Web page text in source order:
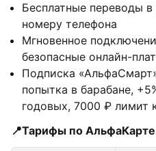
Бесплатные переводы в
номеру телефона
Мгновенное
безопасные онлайн-
Подписка
попытка в барабане,
годовых, 7000 ₽ лимит
📍Тарифы по